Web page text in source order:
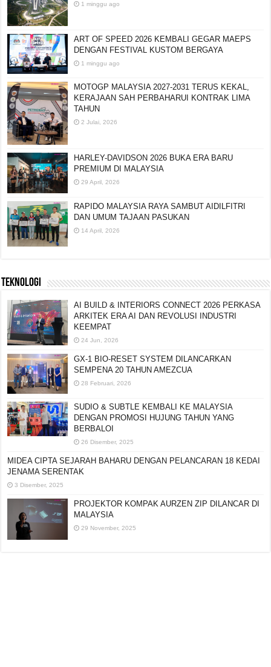
1 minggu ago
ART OF SPEED 2026 KEMBALI GEGAR MAEPS
DENGAN FESTIVAL KUSTOM BERGAYA
1 minggu ago
MOTOGP MALAYSIA 2027-2031 TERUS KEKAL,
KERAJAAN SAH PERBAHARUI KONTRAK LIMA
TAHUN
2 Julai, 2026
HARLEY-DAVIDSON 2026 BUKA ERA BARU
PREMIUM DI MALAYSIA
29 April, 2026
RAPIDO MALAYSIA RAYA SAMBUT AIDILFITRI
DAN UMUM TAJAAN PASUKAN
14 April, 2026
TEKNOLOGI
AI BUILD & INTERIORS CONNECT 2026 PERKASA
ARKITEK ERA AI DAN REVOLUSI INDUSTRI
KEEMPAT
24 Jun, 2026
GX-1 BIO-RESET SYSTEM DILANCARKAN
SEMPENA 20 TAHUN AMEZCUA
28 Februari, 2026
SUDIO & SUBTLE KEMBALI KE MALAYSIA
DENGAN PROMOSI HUJUNG TAHUN YANG
BERBALOI
26 Disember, 2025
MIDEA CIPTA SEJARAH BAHARU DENGAN
PELANCARAN 18 KEDAI JENAMA SERENTAK
PROJEKTOR KOMPAK AURZEN ZIP DILANCAR DI
MALAYSIA